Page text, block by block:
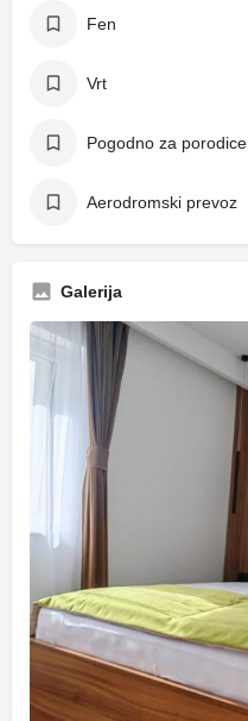
Fen
Vrt
Pogodno za porodice
Aerodromski prevoz
Galerija